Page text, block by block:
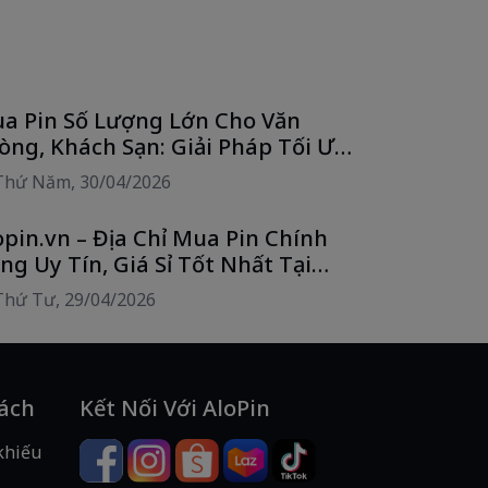
Pin Số Lượng Lớn Cho Văn
Khách Sạn: Giải Pháp Tối Ưu
Phí Cùng Alo Pin
Năm, 30/04/2026
– Địa Chỉ Mua Pin Chính
Uy Tín, Giá Sỉ Tốt Nhất Tại
Tư, 29/04/2026
Kết Nối Với AloPin